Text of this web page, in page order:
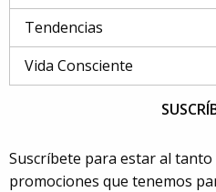
Tendencias
Vida Consciente
Suscríbete para estar al tanto
promociones que tenemos